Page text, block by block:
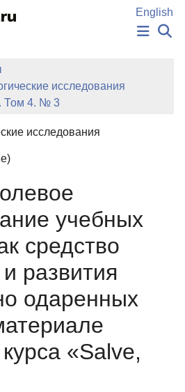
English
НОВОСТИ
АВТОРЫ
СЛОВА
исследования
Том 4. № 3
исследования
учебных
средство
развития
одаренных
«Salve,